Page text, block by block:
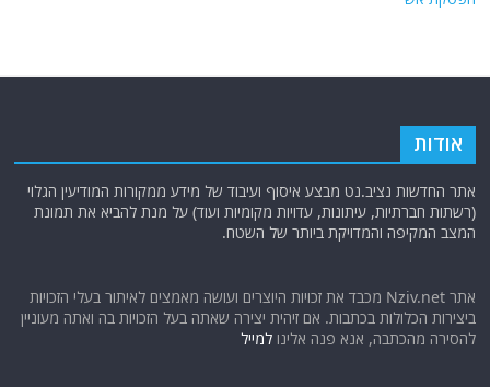
אודות
אתר החדשות נציב.נט מבצע איסוף ועיבוד של מידע ממקורות המודיעין הגלוי
(רשתות חברתיות, עיתונות, עדויות מקומיות ועוד) על מנת להביא את תמונת
המצב המקיפה והמדויקת ביותר של השטח.
אתר Nziv.net מכבד את זכויות היוצרים ועושה מאמצים לאיתור בעלי הזכויות
ביצירות הכלולות בכתבות. אם זיהית יצירה שאתה בעל הזכויות בה ואתה מעוניין
להסירה מהכתבה, אנא פנה אלינולמייל